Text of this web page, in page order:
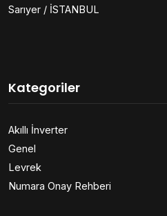
Sarıyer / İSTANBUL
Kategoriler
Akıllı İnverter
Genel
Levrek
Numara Onay Rehberi